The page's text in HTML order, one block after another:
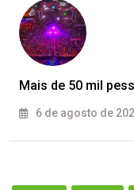
Mais de 50 mil
6 de agosto de